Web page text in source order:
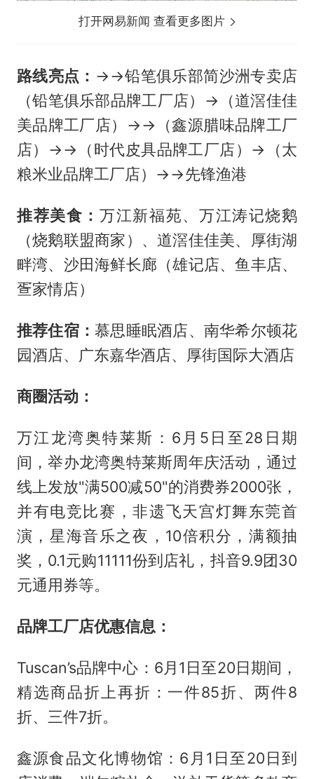
打开网易新闻 查看更多图片
路线亮点： →→铅笔俱乐部简沙洲专卖店
（铅笔俱乐部品牌工厂店）→（道滘佳佳
美品牌工厂店）→→（鑫源腊味品牌工厂
店）→→（时代皮具品牌工厂店）→（太
粮米业品牌工厂店）→→先锋渔港
推荐美食：万江新福苑、万江涛记烧鹅
（烧鹅联盟商家）、道滘佳佳美、厚街湖
畔湾、沙田海鲜长廊（雄记店、鱼丰店、
疍家情店）
推荐住宿：慕思睡眠酒店、南华希尔顿花
园酒店、广东嘉华酒店、厚街国际大酒店
商圈活动：
万江龙湾奥特莱斯：6月5日至28日期
间，举办龙湾奥特莱斯周年庆活动，通过
线上发放"满500减50"的消费券2000张，
并有电竞比赛，非遗飞天宫灯舞东莞首
演，星海音乐之夜，10倍积分，满额抽
奖，0.1元购11111份到店礼，抖音9.9团30
元通用券等。
品牌工厂店优惠信息：
Tuscan’s品牌中心：6月1日至20日期间，
精选商品折上再折：一件85折、两件8
折、三件7折。
鑫源食品文化博物馆：6月1日至20日到